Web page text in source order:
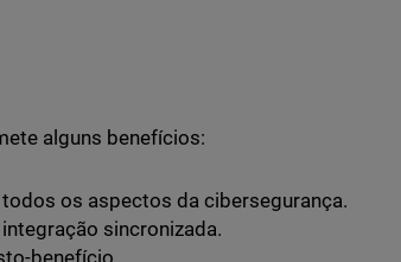
alguns benefícios:
os aspectos da cibersegurança.
sincronizada.
benefício.